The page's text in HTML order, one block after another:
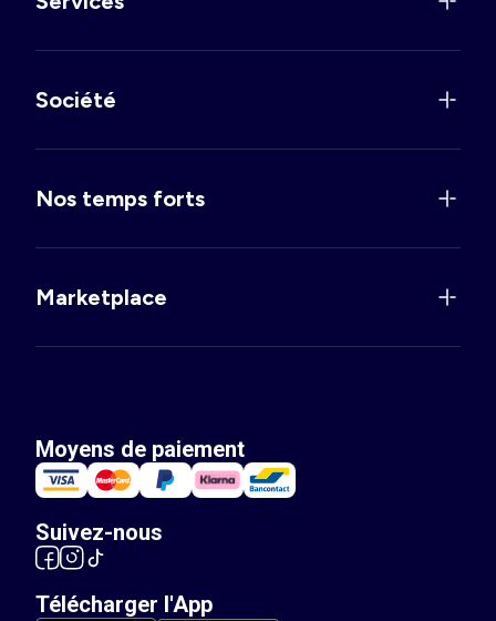
Société
Nos temps forts
Marketplace
Moyens de paiement
Suivez-nous
Télécharger l'App